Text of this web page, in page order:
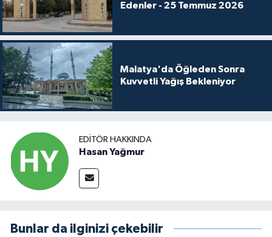
Edenler - 25 Temmuz 2026
Malatya'da Öğleden Sonra
Kuvvetli Yağış Bekleniyor
EDITÖR HAKKINDA
Hasan Yağmur
Bunlar da ilginizi çekebilir